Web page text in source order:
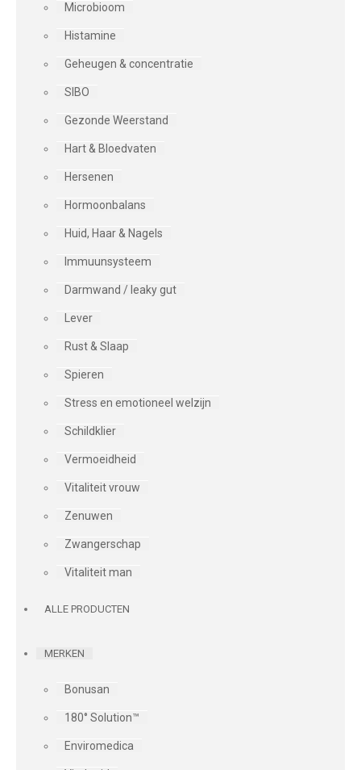
Microbioom
Histamine
Geheugen & concentratie
SIBO
Gezonde Weerstand
Hart & Bloedvaten
Hersenen
Hormoonbalans
Huid, Haar & Nagels
Immuunsysteem
Darmwand / leaky gut
Lever
Rust & Slaap
Spieren
Stress en emotioneel welzijn
Schildklier
Vermoeidheid
Vitaliteit vrouw
Zenuwen
Zwangerschap
Vitaliteit man
ALLE PRODUCTEN
MERKEN
Bonusan
180° Solution™
Enviromedica